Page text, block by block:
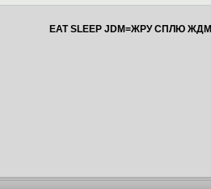
EAT SLEEP JDM=ЖРУ СПЛЮ ЖДМ